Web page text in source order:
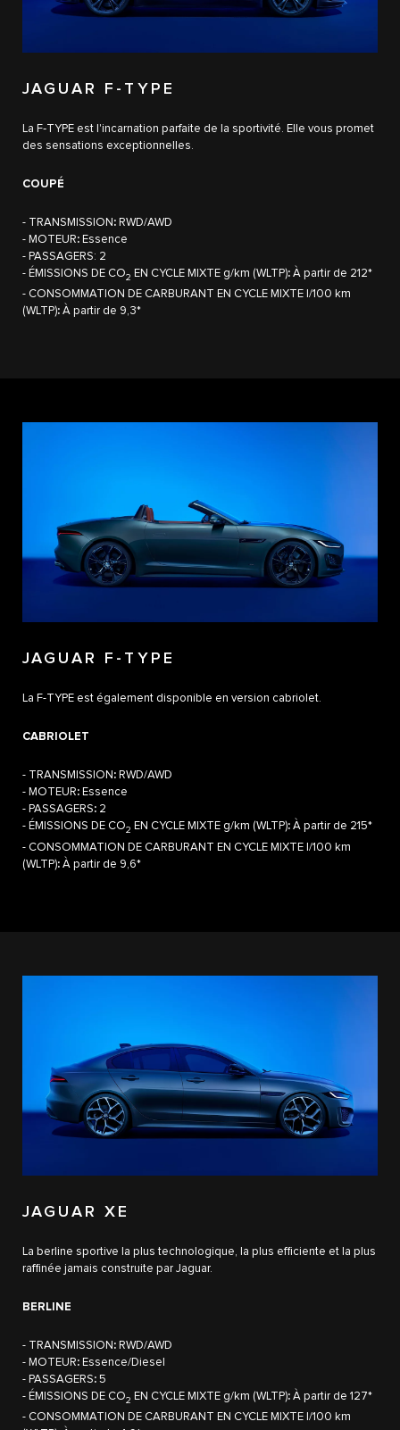
JAGUAR F-TYPE
La F‑TYPE est l'incarnation parfaite de la sportivité. Elle vous promet
des sensations exceptionnelles.
COUPÉ
- TRANSMISSION : RWD/AWD
- MOTEUR: Essence
- PASSAGERS: 2
- ÉMISSIONS DE CO2 EN CYCLE MIXTE g/km (WLTP): À partir de 212*
- CONSOMMATION DE CARBURANT EN CYCLE MIXTE l/100 km
(WLTP): À partir de 9,3*
JAGUAR F-TYPE
La F-TYPE est également disponible en version cabriolet.
CABRIOLET
- TRANSMISSION : RWD/AWD
- MOTEUR: Essence
- PASSAGERS: 2
- ÉMISSIONS DE CO2 EN CYCLE MIXTE g/km (WLTP): À partir de 215*
- CONSOMMATION DE CARBURANT EN CYCLE MIXTE l/100 km
(WLTP): À partir de 9,6*
JAGUAR XE
La berline sportive la plus technologique, la plus efficiente et la plus
raffinée jamais construite par Jaguar.
BERLINE
- TRANSMISSION : RWD/AWD
- MOTEUR: Essence/Diesel
- PASSAGERS: 5
- ÉMISSIONS DE CO2 EN CYCLE MIXTE g/km (WLTP): À partir de 127*
- CONSOMMATION DE CARBURANT EN CYCLE MIXTE l/100 km